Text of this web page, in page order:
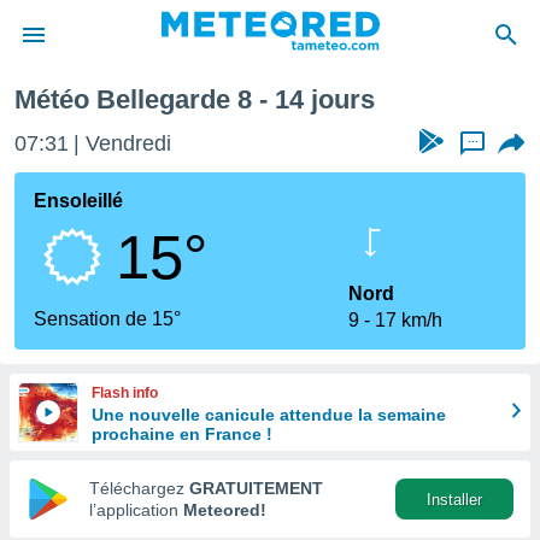
de
en
Météo Bellegarde 8 - 14 jours
07:31 Vendredi ...
Ensoleillé
15°
Sensation de 15°
Nord
9
17 km/h
Flash info
Une nouvelle canicule attendue la semaine
prochaine en France !
Téléchargez GRATUITEMENT
l’application Meteored!
Installer